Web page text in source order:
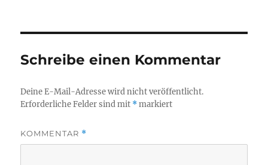
Schreibe einen Kommentar
Deine E-Mail-Adresse wird nicht veröffentlicht.
Erforderliche Felder sind mit *markiert
KOMMENTAR *